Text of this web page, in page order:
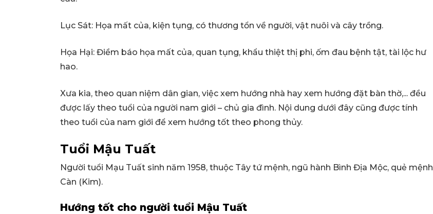
Lục Sát: Họa mất của, kiện tụng, có thương tổn về người, vật nuôi và cây trồng.
Họa Hại: Điềm báo họa mất của, quan tụng, khẩu thiệt thị phi, ốm đau bệnh tật, tài lộc hư
hao.
Xưa kia, theo quan niệm dân gian, việc xem hướng nhà hay xem hướng đặt bàn thờ,... đều
được lấy theo tuổi của người nam giới – chủ gia đình. Nội dung dưới đây cũng được tính
theo tuổi của nam giới để xem hướng tốt theo phong thủy.
Tuổi Mậu Tuất
Người tuổi Mạu Tuất sinh năm 1958, thuộc Tây tứ mệnh, ngũ hành Bình Địa Mộc, quẻ mệnh
Càn (Kim).
Hướng tốt cho người tuổi Mậu Tuất